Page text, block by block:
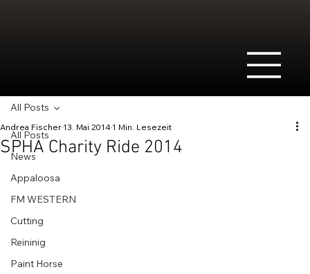
All Posts
News
Appaloosa
FM WESTERN
Cutting
Reininig
Paint Horse
All Posts
SPHA Charity Ride 2014
Andrea Fischer 13. Mai 2014 1 Min. Lesezeit